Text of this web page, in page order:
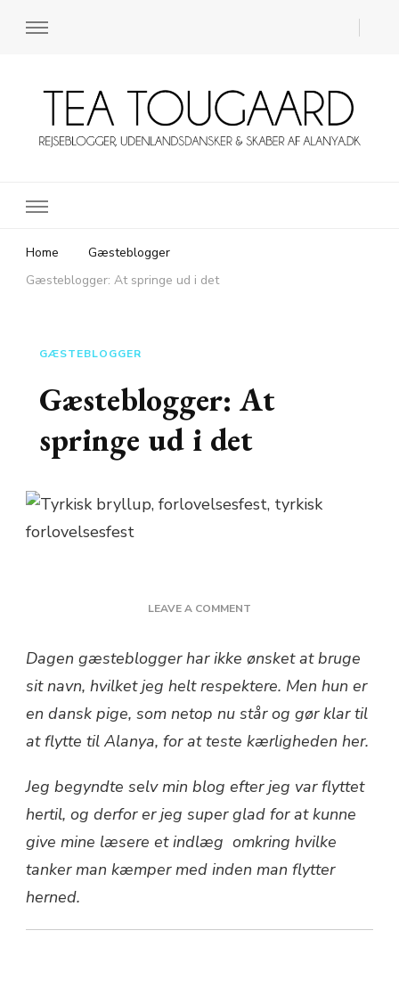
Home
Gæsteblogger
Gæsteblogger: At springe ud i det
GÆSTEBLOGGER
Gæsteblogger: At
springe ud i det
LEAVE A COMMENT
SPRINGE
UD
DET
Dagen gæsteblogger har ikke ønsket at bruge
sit navn, hvilket jeg helt respektere. Men hun er
en dansk pige, som netop nu står og gør klar til
at flytte til Alanya, for at teste kærligheden her.
Jeg begyndte selv min blog efter jeg var flyttet
hertil, og derfor er jeg super glad for at kunne
give mine læsere et indlæg omkring hvilke
tanker man kæmper med inden man flytter
herned.